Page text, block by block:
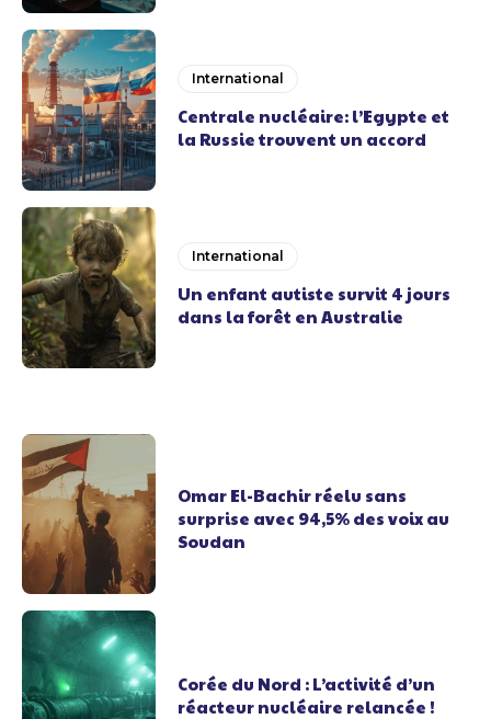
International
Centrale nucléaire: l’Egypte et
la Russie trouvent un accord
International
Un enfant autiste survit 4 jours
dans la forêt en Australie
Omar El-Bachir réelu sans
surprise avec 94,5% des voix au
Soudan
Corée du Nord : L’activité d’un
réacteur nucléaire relancée !